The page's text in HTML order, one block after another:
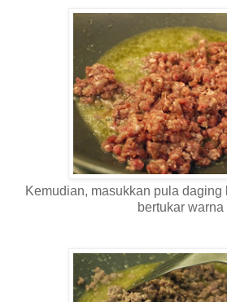
Kemudian, masukkan pula daging
bertukar warna